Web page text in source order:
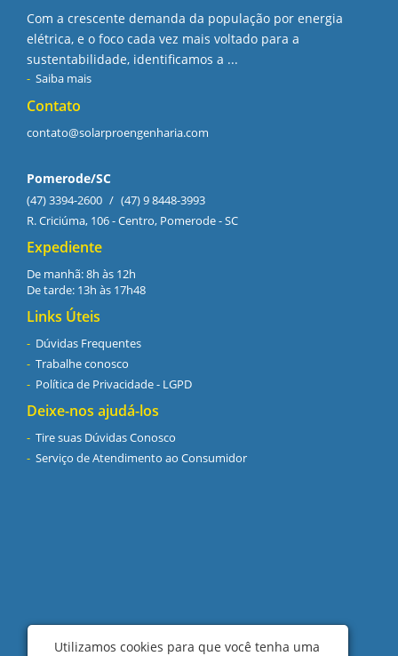
Com a crescente demanda da população por energia
elétrica, e o foco cada vez mais voltado para a
sustentabilidade, identificamos a ...
Saiba mais
Contato
contato@solarproengenharia.com
Pomerode/SC
(47) 3394-2600 / (47) 9 8448-3993
R. Criciúma, 106 - Centro, Pomerode - SC
Expediente
De manhã: 8h às 12h
De tarde: 13h às 17h48
Links Úteis
Dúvidas Frequentes
Trabalhe conosco
Política de Privacidade - LGPD
Deixe-nos ajudá-los
Tire suas Dúvidas Conosco
Serviço de Atendimento ao Consumidor
Utilizamos cookies para que você tenha uma